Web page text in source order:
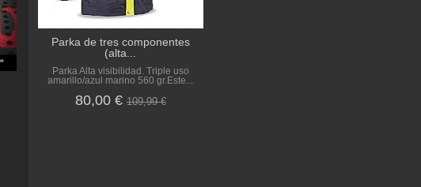
Parka de tres componentes
(alta...
Parka Alta visibilidad. Triple uso
amarillo/azul marino 560 gr.Este...
80,00 € 109,99 €